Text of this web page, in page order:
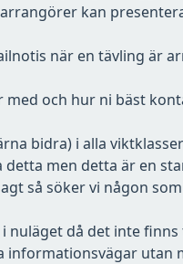
kan
när en tävling är
och hur ni bäst
bidra) i alla
men detta är en
så söker vi någon
nuläget då det inte
informationsvägar